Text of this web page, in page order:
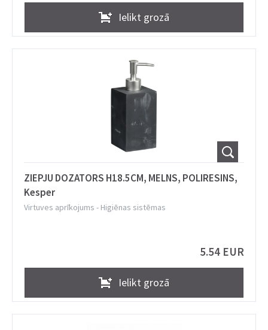
Ielikt grozā
ZIEPJU DOZATORS H18.5CM, MELNS, POLIRESINS,
Kesper
Virtuves aprīkojums - Higiēnas sistēmas
5.54 EUR
Ielikt grozā